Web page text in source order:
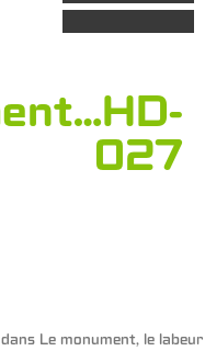
027
dans Le monument, le labeur